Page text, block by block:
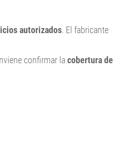
autorizados. El fabricante
confirmar la cobertura de